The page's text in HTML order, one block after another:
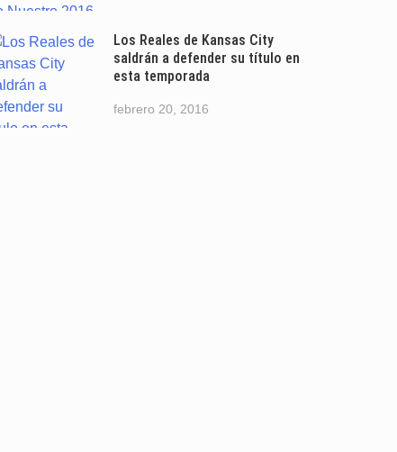
Los Reales de Kansas City
saldrán a defender su título en
esta temporada
febrero 20, 2016